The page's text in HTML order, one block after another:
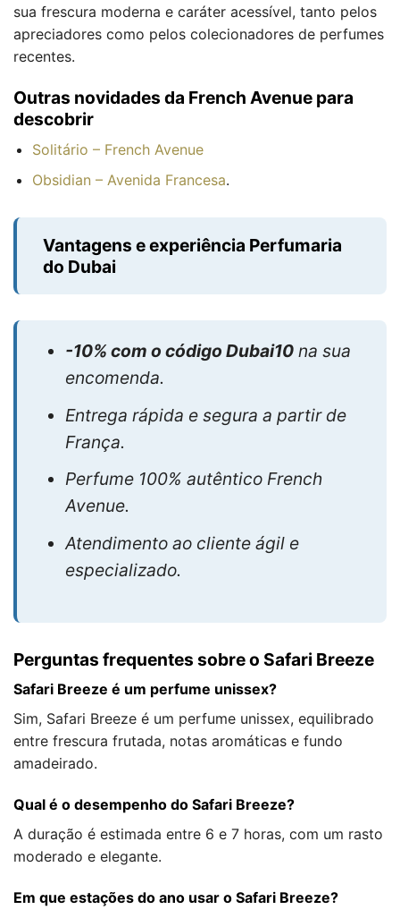
sua frescura moderna e caráter acessível, tanto pelos
apreciadores como pelos colecionadores de perfumes
recentes.
Outras novidades da French Avenue para
descobrir
Solitário – French Avenue
Obsidian – Avenida Francesa.
Vantagens e experiência Perfumaria
do Dubai
-10% com o código Dubai10na sua
encomenda.
Entrega rápida e segura a partir de
França.
Perfume 100% autêntico French
Avenue.
Atendimento ao cliente ágil e
especializado.
Perguntas frequentes sobre o Safari Breeze
Safari Breeze é um perfume unissex?
Sim, Safari Breeze é um perfume unissex, equilibrado
entre frescura frutada, notas aromáticas e fundo
amadeirado.
Qual é o desempenho do Safari Breeze?
A duração é estimada entre 6 e 7 horas, com um rasto
moderado e elegante.
Em que estações do ano usar o Safari Breeze?